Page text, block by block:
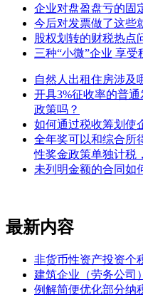
企业对盘盈盘亏的固
今后对发票做了这些
股权划转的财税热点
三种“小微”企业 享
自然人出租住房涉及
开具3%征收率的普
政策吗？
如何通过税收筹划使
全年奖可以和综合所
性奖金政策单独计税
未列明金额的合同如
最新内容
非货币性资产投资个
建筑企业（劳务公司
例解简便优化部分纳